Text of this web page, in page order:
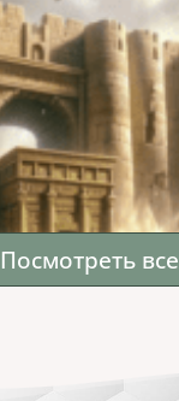
Посмотреть все